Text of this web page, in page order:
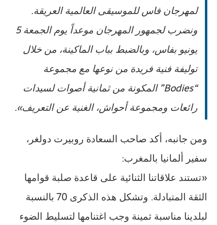
لمهرجان فاس للموسيقى العالمية العريقة.
ونضرب لجمهور المهرجان موعداً يوم الجمعة 5
يونيو بفاس، وبالضبط بباب الماكينة، من خلال
توليفة فنية فريدة من نوعها مع مجموعة
“Bodies” المكونة من ثمانية أصوات لسيدات
رائعات ومجموعة أحواش، الغنية عن التعريف».
ومن جانبه، أكد صاحب السعادة روبيرت دولغر،
سفير ألمانيا بالمغرب:
«تستند علاقاتنا الثنائية على قاعدة صلبة قوامها
الثقة المتبادلة. وتشكل هذه الذكرى 70 بالنسبة
لبلدينا مناسبة ثمينة وجب اغتنامها لتسليط الضوء